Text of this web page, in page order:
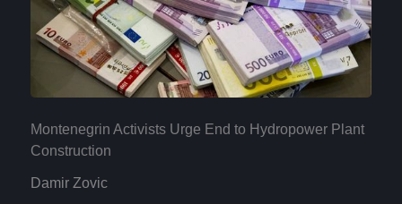
Montenegrin Activists Urge End to Hydropower Plant
Construction
Damir Zovic